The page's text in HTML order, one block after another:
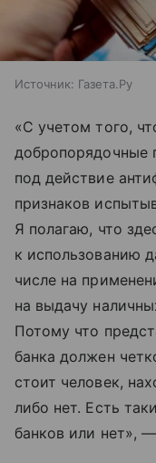
Источник: Газета.Ру
«С учетом того,
добропорядочные
под действие
признаков
Я полагаю, что
к использованию
числе на
на выдачу
Потому что
банка должен
стоит человек,
либо нет. Есть
банков или нет»,